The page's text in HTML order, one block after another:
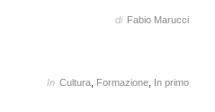
di Fabio Marucci
In Cultura Formazione In primo